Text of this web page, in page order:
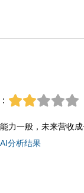
一般，未来营收
分析结果